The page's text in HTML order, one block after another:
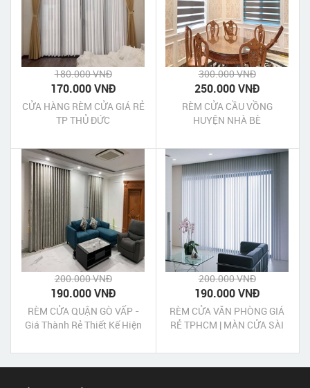
180.000 VNĐ
170.000 VNĐ
CỬA HÀNG RÈM CỬA GIÁ RẺ
TP THỦ ĐỨC
300.000 VNĐ
250.000 VNĐ
RÈM CỬA CẦU VỒNG
HUYỆN NHÀ BÈ
200.000 VNĐ
190.000 VNĐ
RÈM CỬA QUẬN GÒ VẤP -
Giá Thành Rẻ Thiết Kế Hiện
200.000 VNĐ
190.000 VNĐ
RÈM CỬA VĂN PHÒNG GIÁ
RẺ TPHCM | MÀN CỬA SÀI